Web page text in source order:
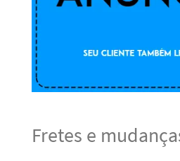
Fretes e